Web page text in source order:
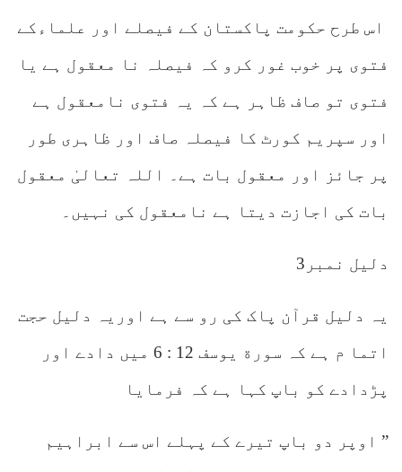
اس طرح حکومت پاکستان کے فیصلے اور علماءکے
فتوی پر خوب غور کرو کہ فیصلہ نا معقول ہے یا
فتوی تو صاف ظاہر ہے کہ یہ فتوی نامعقول ہے
اور سپریم کورٹ کا فیصلہ صاف اور ظاہری طور
پر جائز اور معقول بات ہے۔ اللہ تعالیٰ معقول
بات کی اجازت دیتا ہے نامعقول کی نہیں۔
دلیل نمبر3
یہ دلیل قرآن پاک کی رو سے ہے اوریہ دلیل حجت
اتما م ہے کہ سورة یوسف 12 : 6 میں دادے اور
پڑدادے کو باپ کہا ہے کہ فرمایا
” اوپر دو باپ تیرے کے پہلے اس سے ابراہیم